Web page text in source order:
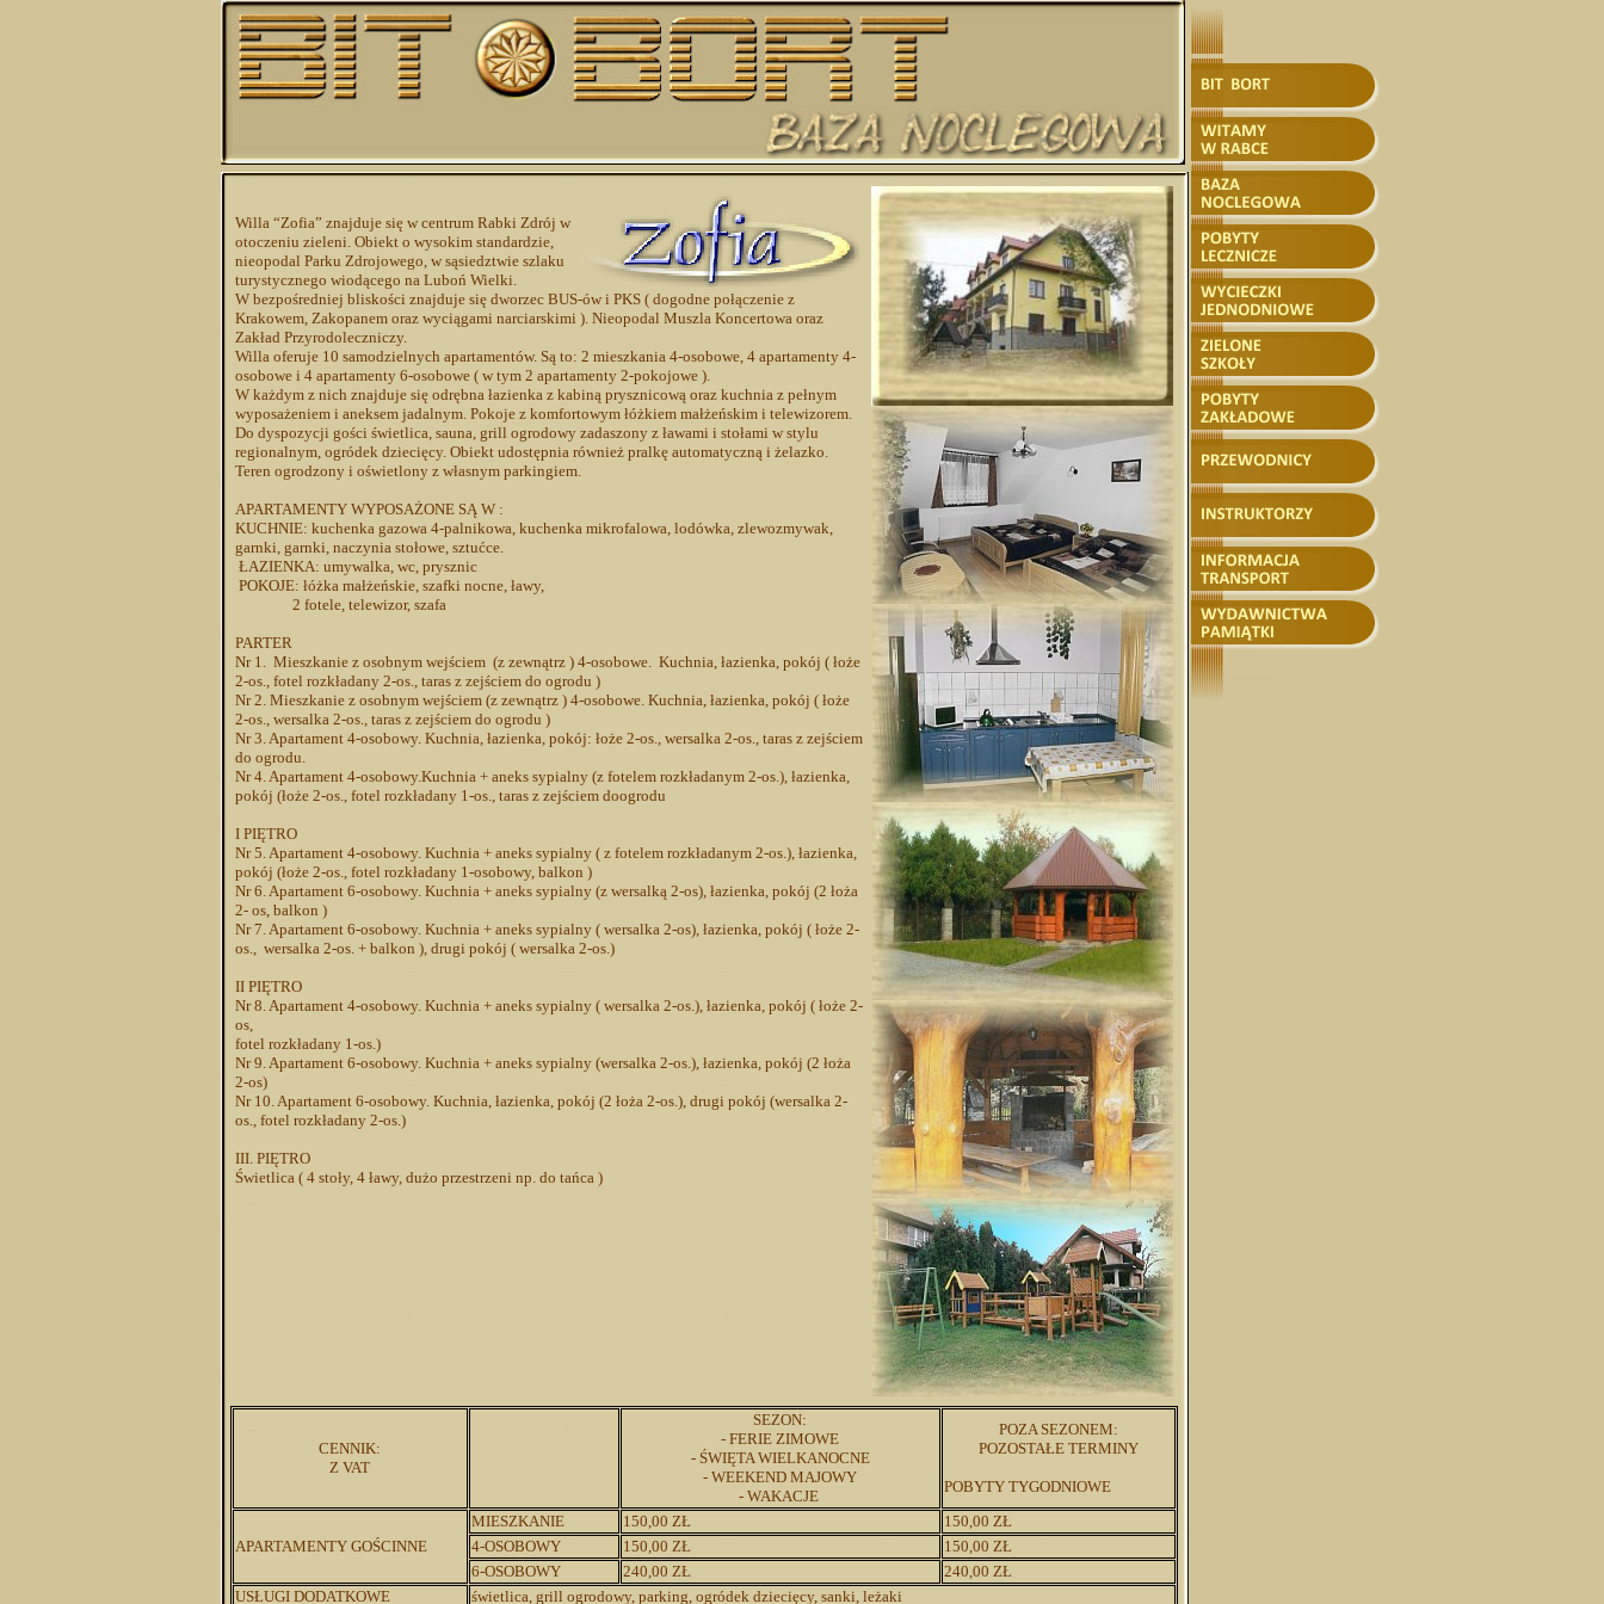
Willa “Zofia” znajduje się w centrum Rabki Zdrój w
otoczeniu zieleni. Obiekt o wysokim standardzie,
nieopodal Parku Zdrojowego, w sąsiedztwie szlaku
turystycznego wiodącego na Luboń Wielki.
W bezpośredniej bliskości znajduje się dworzec BUS-ów i PKS ( dogodne połączenie z
Krakowem, Zakopanem oraz wyciągami narciarskimi ). Nieopodal Muszla Koncertowa oraz
Zakład Przyrodoleczniczy.
Willa oferuje 10 samodzielnych apartamentów. Są to: 2 mieszkania 4-osobowe, 4 apartamenty 4-
osobowe i 4 apartamenty 6-osobowe ( w tym 2 apartamenty 2-pokojowe ).
W każdym z nich znajduje się odrębna łazienka z kabiną prysznicową oraz kuchnia z pełnym
wyposażeniem i aneksem jadalnym. Pokoje z komfortowym łóżkiem małżeńskim i telewizorem.
Do dyspozycji gości świetlica, sauna, grill ogrodowy zadaszony z ławami i stołami w stylu
regionalnym, ogródek dziecięcy. Obiekt udostępnia również pralkę automatyczną i żelazko.
Teren ogrodzony i oświetlony z własnym parkingiem.
APARTAMENTY WYPOSAŻONE SĄ W :
KUCHNIE: kuchenka gazowa 4-palnikowa, kuchenka mikrofalowa, lodówka, zlewozmywak,
garnki, garnki, naczynia stołowe, sztućce.
ŁAZIENKA: umywalka, wc, prysznic
POKOJE: łóżka małżeńskie, szafki nocne, ławy,
2 fotele, telewizor, szafa
PARTER
Nr 1. Mieszkanie z osobnym wejściem (z zewnątrz ) 4-osobowe. Kuchnia, łazienka, pokój ( łoże
2-os., fotel rozkładany 2-os., taras z zejściem do ogrodu )
Nr 2. Mieszkanie z osobnym wejściem (z zewnątrz ) 4-osobowe. Kuchnia, łazienka, pokój ( łoże
2-os., wersalka 2-os., taras z zejściem do ogrodu )
Nr 3. Apartament 4-osobowy. Kuchnia, łazienka, pokój: łoże 2-os., wersalka 2-os., taras z zejściem
do ogrodu.
Nr 4. Apartament 4-osobowy.Kuchnia + aneks sypialny (z fotelem rozkładanym 2-os.), łazienka,
pokój (łoże 2-os., fotel rozkładany 1-os., taras z zejściem doogrodu
I PIĘTRO
Nr 5. Apartament 4-osobowy. Kuchnia + aneks sypialny ( z fotelem rozkładanym 2-os.), łazienka,
pokój (łoże 2-os., fotel rozkładany 1-osobowy, balkon )
Nr 6. Apartament 6-osobowy. Kuchnia + aneks sypialny (z wersalką 2-os), łazienka, pokój (2 łoża
2- os, balkon )
Nr 7. Apartament 6-osobowy. Kuchnia + aneks sypialny ( wersalka 2-os), łazienka, pokój ( łoże 2-
os., wersalka 2-os. + balkon ), drugi pokój ( wersalka 2-os.)
II PIĘTRO
Nr 8. Apartament 4-osobowy. Kuchnia + aneks sypialny ( wersalka 2-os.), łazienka, pokój ( łoże 2-
os,
fotel rozkładany 1-os.)
Nr 9. Apartament 6-osobowy. Kuchnia + aneks sypialny (wersalka 2-os.), łazienka, pokój (2 łoża
2-os)
Nr 10. Apartament 6-osobowy. Kuchnia, łazienka, pokój (2 łoża 2-os.), drugi pokój (wersalka 2-
os., fotel rozkładany 2-os.)
III. PIĘTRO
Świetlica ( 4 stoły, 4 ławy, dużo przestrzeni np. do tańca )
CENNIK:
Z VAT
SEZON:
- FERIE ZIMOWE
- ŚWIĘTA WIELKANOCNE
- WEEKEND MAJOWY
- WAKACJE
POZA SEZONEM:
POZOSTAŁE TERMINY
POBYTY TYGODNIOWE
APARTAMENTY GOŚCINNE
MIESZKANIE 150,00 ZŁ
150,00 ZŁ
4-OSOBOWY
150,00 ZŁ
150,00 ZŁ
6-OSOBOWY
240,00 ZŁ
240,00 ZŁ
USŁUGI DODATKOWE
świetlica, grill ogrodowy, parking, ogródek dziecięcy, sanki, leżaki